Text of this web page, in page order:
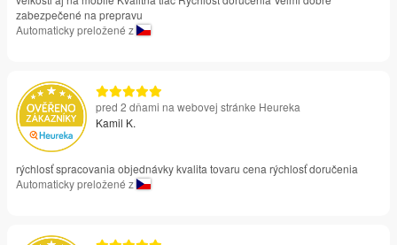
zabezpečené na prepravu
Automaticky preložené z
pred 2 dňami na webovej stránke Heureka
Kamil K.
rýchlosť spracovania objednávky kvalita tovaru cena rýchlosť doručenia
Automaticky preložené z